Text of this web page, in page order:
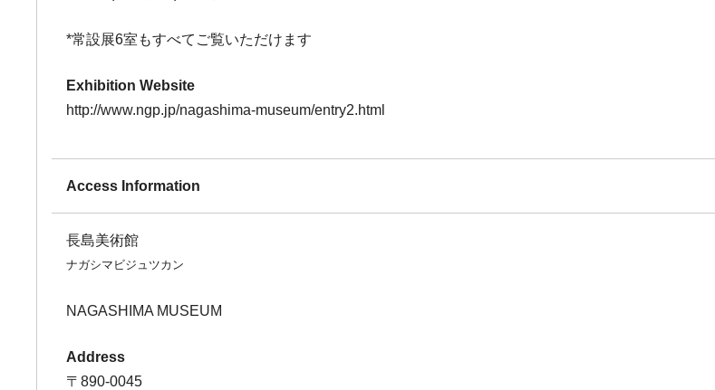
*常設展6室もすべてご覧いただけます
Exhibition Website
http://www.ngp.jp/nagashima-museum/entry2.html
Access Information
長島美術館
ナガシマビジュツカン
NAGASHIMA MUSEUM
Address
〒890-0045